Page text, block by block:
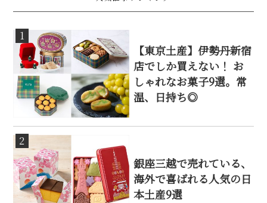
1
【東京土産】伊勢丹新宿
店でしか買えない！ お
しゃれなお菓子9選。常
温、日持ち◎
2
銀座三越で売れている、
海外で喜ばれる人気の日
本土産9選